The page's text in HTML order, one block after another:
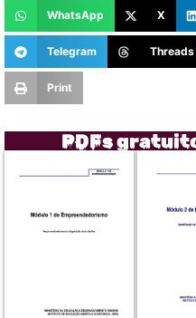
WhatsApp X
Telegram Threads
Print
PDFs